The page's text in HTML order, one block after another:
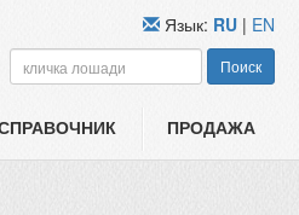
ПРОДАЖА
Язык: RU | EN
Поиск